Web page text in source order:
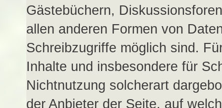
Gästebüchern,
allen anderen Formen von
Schreibzugriffe möglich sind.
Inhalte und insbesondere für
Nichtnutzung solcherart
der Anbieter der Seite, auf